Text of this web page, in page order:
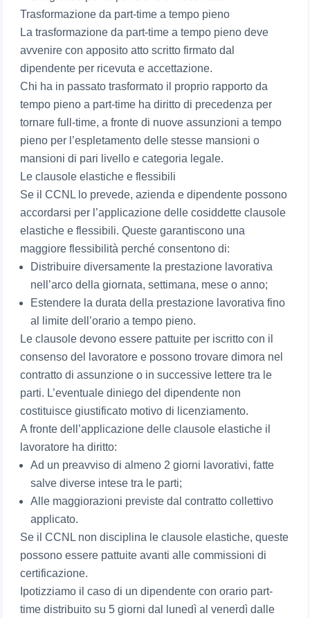
Trasformazione da part-time a tempo pieno
La trasformazione da part-time a tempo pieno deve
avvenire con apposito atto scritto firmato dal
dipendente per ricevuta e accettazione.
Chi ha in passato trasformato il proprio rapporto da
tempo pieno a part-time ha diritto di precedenza per
tornare full-time, a fronte di nuove assunzioni a tempo
pieno per l’espletamento delle stesse mansioni o
mansioni di pari livello e categoria legale.
Le clausole elastiche e flessibili
Se il CCNL lo prevede, azienda e dipendente possono
accordarsi per l’applicazione delle cosiddette clausole
elastiche e flessibili. Queste garantiscono una
maggiore flessibilità perché consentono di:
Distribuire diversamente la prestazione lavorativa
nell’arco della giornata, settimana, mese o anno;
Estendere la durata della prestazione lavorativa fino
al limite dell’orario a tempo pieno.
Le clausole devono essere pattuite per iscritto con il
consenso del lavoratore e possono trovare dimora nel
contratto di assunzione o in successive lettere tra le
parti. L’eventuale diniego del dipendente non
costituisce giustificato motivo di licenziamento.
A fronte dell’applicazione delle clausole elastiche il
lavoratore ha diritto:
Ad un preavviso di almeno 2 giorni lavorativi, fatte
salve diverse intese tra le parti;
Alle maggiorazioni previste dal contratto collettivo
applicato.
Se il CCNL non disciplina le clausole elastiche, queste
possono essere pattuite avanti alle commissioni di
certificazione.
Ipotizziamo il caso di un dipendente con orario part-
time distribuito su 5 giorni dal lunedì al venerdì dalle